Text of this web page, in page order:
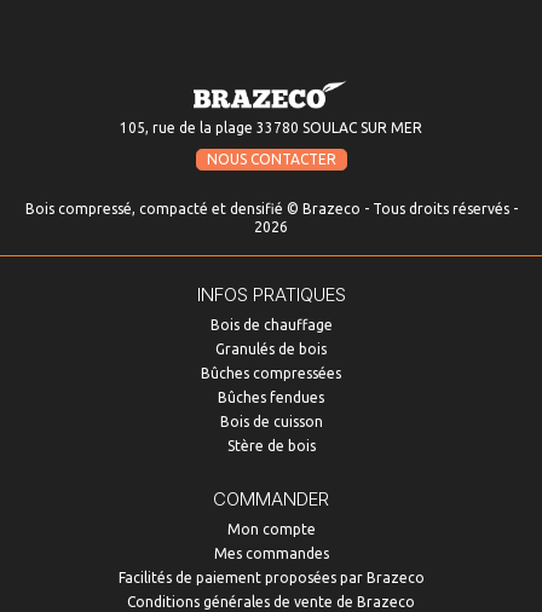
105, rue de la plage 33780 SOULAC SUR MER
NOUS CONTACTER
Bois compressé, compacté et densifié © Brazeco - Tous droits réservés -
2026
INFOS PRATIQUES
Bois de chauffage
Granulés de bois
Bûches compressées
Bûches fendues
Bois de cuisson
Stère de bois
COMMANDER
Mon compte
Mes commandes
Facilités de paiement proposées par Brazeco
Conditions générales de vente de Brazeco